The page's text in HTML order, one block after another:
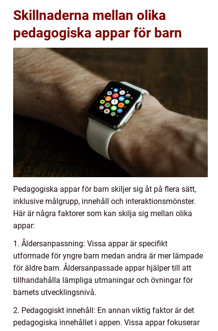
Skillnaderna mellan olika
pedagogiska appar för barn
Pedagogiska appar för barn skiljer sig åt på flera sätt,
inklusive målgrupp, innehåll och interaktionsmönster.
Här är några faktorer som kan skilja sig mellan olika
appar:
1. Åldersanpassning: Vissa appar är specifikt
utformade för yngre barn medan andra är mer lämpade
för äldre barn. Åldersanpassade appar hjälper till att
tillhandahålla lämpliga utmaningar och övningar för
barnets utvecklingsnivå.
2. Pedagogiskt innehåll: En annan viktig faktor är det
pedagogiska innehållet i appen. Vissa appar fokuserar